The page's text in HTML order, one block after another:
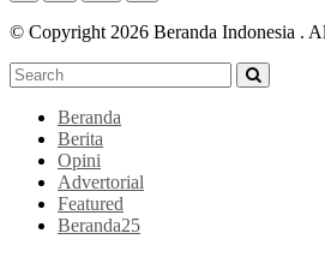
© Copyright 2026 Beranda Indonesia .
Beranda
Berita
Opini
Advertorial
Featured
Beranda25